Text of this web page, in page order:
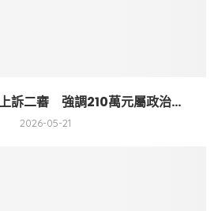
訴二審 強調210萬元屬政治...
2026-05-21